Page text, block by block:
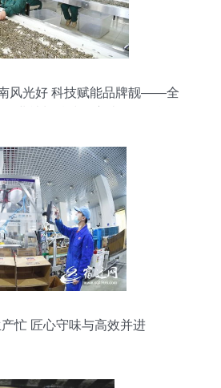
风光好 科技赋能品牌靓——全
忙 匠心守味与高效并进